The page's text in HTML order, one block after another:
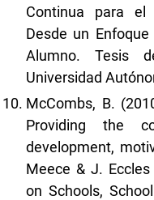
Continua para el
Desde un
Alumno. Tesis
Universidad
McCombs, B.
Providing the
development,
Meece & J.
on Schools,